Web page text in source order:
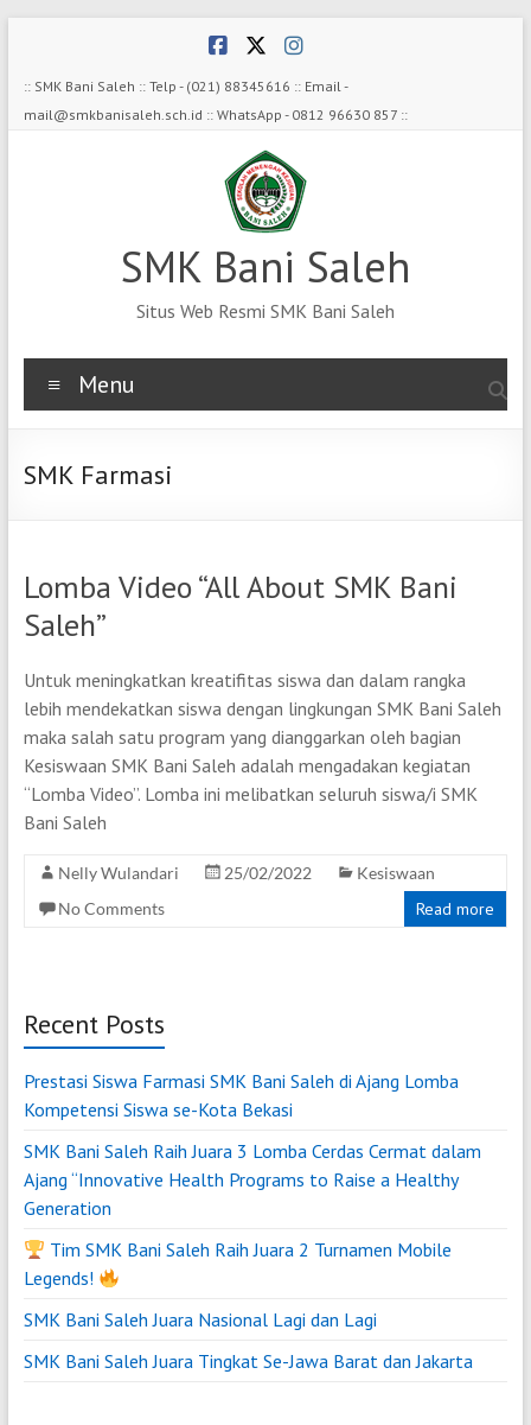
content
:: SMK Bani Saleh :: Telp - (021) 88345616 :: Email -
mail@smkbanisaleh.sch.id :: WhatsApp - 0812 96630 857 ::
SMK Bani Saleh
Situs Web Resmi SMK Bani Saleh
Menu
SMK Farmasi
Lomba Video “All About SMK Bani
Saleh”
Untuk meningkatkan kreatifitas siswa dan dalam rangka
lebih mendekatkan siswa dengan lingkungan SMK Bani Saleh
maka salah satu program yang dianggarkan oleh bagian
Kesiswaan SMK Bani Saleh adalah mengadakan kegiatan
“Lomba Video”. Lomba ini melibatkan seluruh siswa/i SMK
Bani Saleh
Nelly Wulandari 25/02/2022
Kesiswaan
No Comments
Read more
Recent Posts
Prestasi Siswa Farmasi SMK Bani Saleh di Ajang Lomba
Kompetensi Siswa se-Kota Bekasi
SMK Bani Saleh Raih Juara 3 Lomba Cerdas Cermat dalam
Ajang “Innovative Health Programs to Raise a Healthy
Generation
Tim SMK Bani Saleh Raih Juara 2 Turnamen Mobile
Legends!
SMK Bani Saleh Juara Nasional Lagi dan Lagi
SMK Bani Saleh Juara Tingkat Se-Jawa Barat dan Jakarta